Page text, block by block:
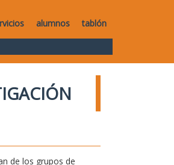
alumnos tablón
de los grupos de